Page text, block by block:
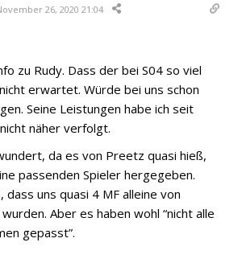
26, 2020 21:04
zu Rudy. Dass der bei S04 so viel
erwartet. Würde bei uns schon
Seine Leistungen habe ich seit
näher verfolgt.
da es von Preetz quasi hieß,
passenden Spieler hergegeben.
dass uns quasi 4 MF alleine von
Aber es haben wohl “nicht alle
gepasst”.